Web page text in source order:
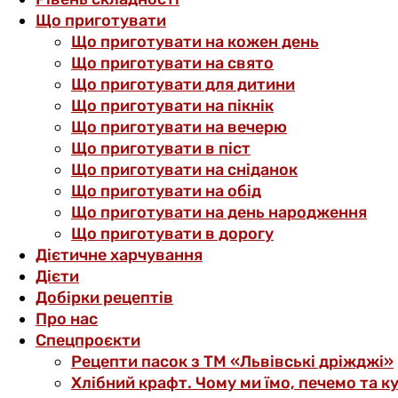
Що приготувати
Що приготувати на кожен день
Що приготувати на свято
Що приготувати для дитини
Що приготувати на пікнік
Що приготувати на вечерю
Що приготувати в піст
Що приготувати на сніданок
Що приготувати на обід
Що приготувати на день народження
Що приготувати в дорогу
Дієтичне харчування
Дієти
Добірки рецептів
Про нас
Спецпроєкти
Рецепти пасок з ТМ «Львівські дріжджі»
Хлібний крафт. Чому ми їмо, печемо та